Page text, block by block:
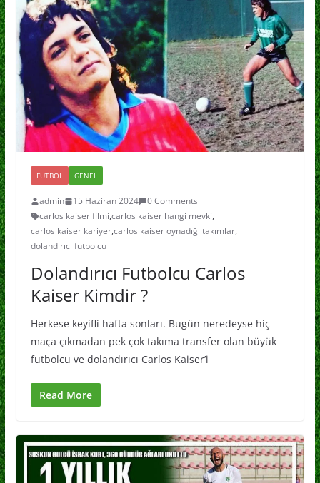
FUTBOL GENEL
admin 15 Haziran 2024
0 Comments
carlos kaiser filmi,carlos kaiser hangi mevki,
carlos kaiser kariyer,carlos kaiser oynadığı takımlar,
dolandırıcı futbolcu
Dolandırıcı Futbolcu Carlos
Kaiser Kimdir ?
Herkese keyifli hafta sonları. Bugün neredeyse hiç
maça çıkmadan pek çok takıma transfer olan büyük
futbolcu ve dolandırıcı Carlos Kaiser’i
Read More